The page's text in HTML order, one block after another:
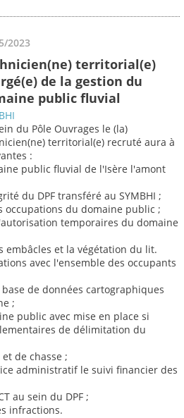
2023
territorial(e)
de la gestion du
public fluvial
du Pôle Ouvrages le (la)
territorial(e) recruté aura à
:
public fluvial de l'Isère l'amont
du DPF transféré au SYMBHI ;
du domaine public ;
temporaires du domaine
embâcles et la végétation du lit.
avec l'ensemble des occupants
de données cartographiques
;
public avec mise en place si
de délimitation du
de chasse ;
administratif le suivi financier des
au sein du DPF ;
infractions.